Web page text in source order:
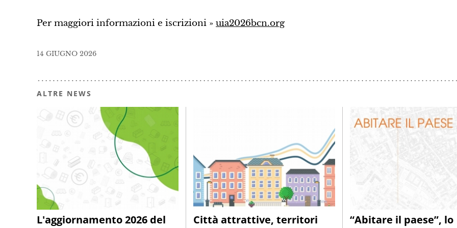
Per maggiori informazioni e iscrizioni » uia2026bcn.org
14 GIUGNO 2026
ALTRE NEWS
L'aggiornamento 2026 del
Città attrattive, territori
“Abitare il paese”, lo